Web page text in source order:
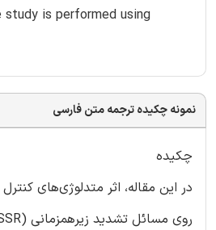
study is performed using
نمونه چکیده ترجمه متن فارسی
چکیده